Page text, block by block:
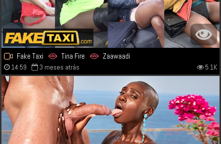
Fake Taxi Tina Fire Zaawaadi
14:59 3 meses atrás 5.1K